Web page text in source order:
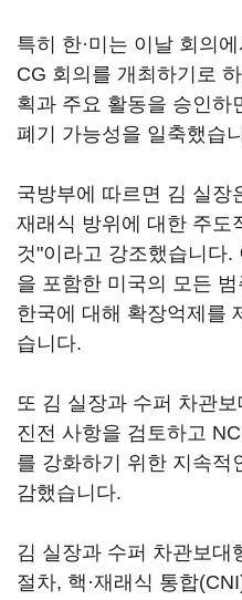
특히 한·미는 이날 회의
CG 회의를 개최하기로
획과 주요 활동을 승인하
폐기 가능성을 일축했습
국방부에 따르면 김 실장
재래식 방위에 대한 주도
것"이라고 강조했습니다.
을 포함한 미국의 모든
한국에 대해 확장억제를
습니다.
또 김 실장과 수퍼 차관
진전 사항을 검토하고
를 강화하기 위한 지속적
감했습니다.
김 실장과 수퍼 차관보대
절차, 핵·재래식 통합